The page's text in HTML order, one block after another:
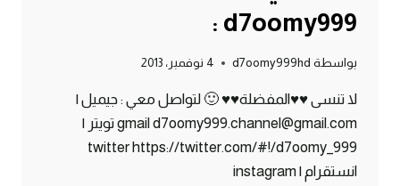
: d7oomy999
بواسطة d7oomy999hd 4 نوفمبر، 2013
لا تنسى ♥♥المفضلة♥♥ 🙂 لتواصل معي : جيميل |
gmail d7oomy999.channel@gmail.com تويتر |
twitter https://twitter.com/#!/d7oomy_999
انستقرام | instagram